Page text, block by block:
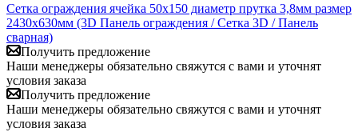
Сетка ограждения ячейка 50х150 диаметр прутка 3,8мм размер
2430x630мм (3D Панель ограждения / Сетка 3D / Панель
сварная)
Получить предложение
Наши менеджеры обязательно свяжутся с вами и уточнят
условия заказа
Получить предложение
Наши менеджеры обязательно свяжутся с вами и уточнят
условия заказа